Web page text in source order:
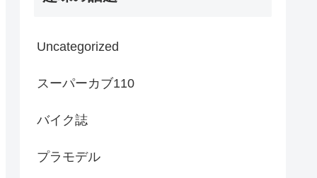
Uncategorized
スーパーカブ110
バイク誌
プラモデル